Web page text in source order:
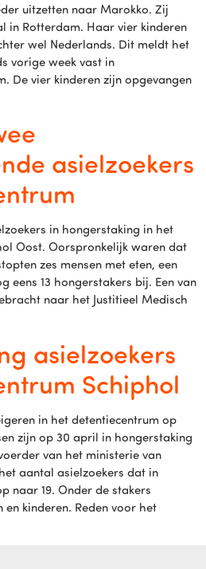
uitzetten naar Marokko. Zij
in Rotterdam. Haar vier kinderen
wel Nederlands. Dit meldt het
vorige week vast in
De vier kinderen zijn opgevangen
asielzoekers
in hongerstaking in het
Oost. Oorspronkelijk waren dat
zes mensen met eten, een
eens 13 hongerstakers bij. Een van
naar het Justitieel Medisch
asielzoekers
Schiphol
in het detentiecentrum op
zijn op 30 april in hongerstaking
van het ministerie van
aantal asielzoekers dat in
naar 19. Onder de stakers
kinderen. Reden voor het